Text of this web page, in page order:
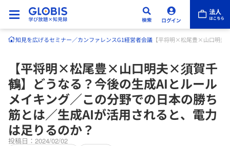
知見を広げるセミナー／カンファレンスG1経営者会議 【平将明×松尾豊×山口明夫
【平将明×松尾豊×山口明夫×須賀千
鶴】どうなる？今後の生成AIとルール
メイキング／この分野での日本の勝ち
筋とは／生成AIが活用されると、電力
は足りるのか？
投稿日：2024/02/02